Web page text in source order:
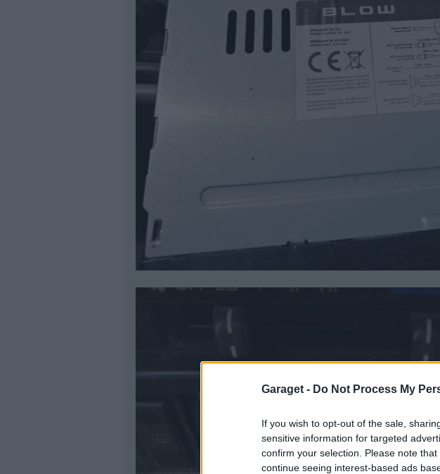
Garaget - Do Not Process My
If you wish to opt-out of the sale,
sensitive information for targeted
confirm your selection. Please note
continue seeing interest-based ads